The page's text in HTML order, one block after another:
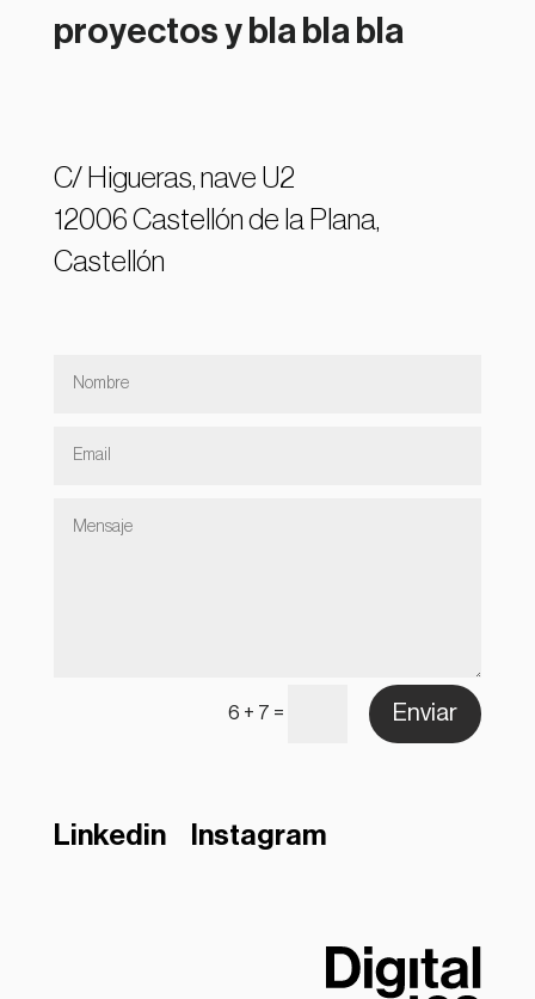
proyectos y bla bla bla
C/ Higueras, nave U2
12006 Castellón de la Plana,
Castellón
6 + 7 = Enviar
Linkedin Instagram